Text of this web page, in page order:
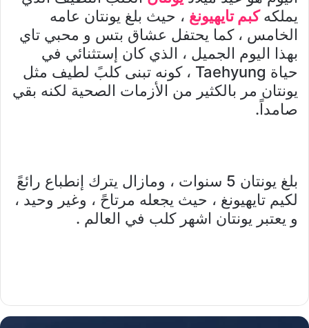
يملكهكبم تايهيونغ ، حيث بلغ يونتان عامه
الخامس ، كما يحتفل عشاق بتس و محبي تاي
بهذا اليوم الجميل ، الذي كان إستثنائي في
حياة Taehyung ، كونه تبنى كلبً لطيف مثل
يونتان مر بالكثير من الأزمات الصحية لكنه بقي
صامداً.
بلغ يونتان 5 سنوات ، ومازال يترك إنطباع رائعً
لكيم تايهيونغ ، حيث يجعله مرتاحً ، وغير وحيد ،
و يعتبر يونتان اشهر كلب في العالم .